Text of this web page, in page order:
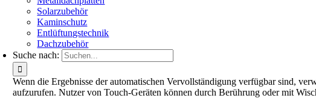
Solarzubehör
Kaminschutz
Entlüftungstechnik
Dachzubehör
Suche nach:
Wenn die Ergebnisse der automatischen Vervollständigung verfügbar sind,
aufzurufen. Nutzer von Touch-Geräten können durch Berührung oder mit